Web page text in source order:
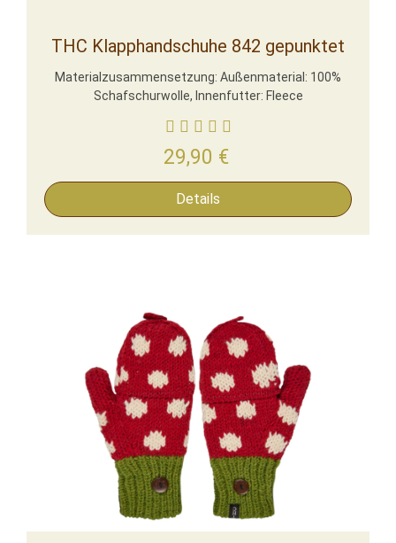
THC Klapphandschuhe 842 gepunktet
Materialzusammensetzung: Außenmaterial: 100%
Schafschurwolle, Innenfutter: Fleece
29,90 €
Details